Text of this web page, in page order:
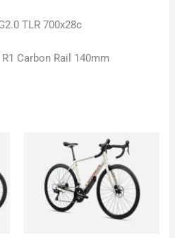
TLR 700x28c
Carbon Rail 140mm